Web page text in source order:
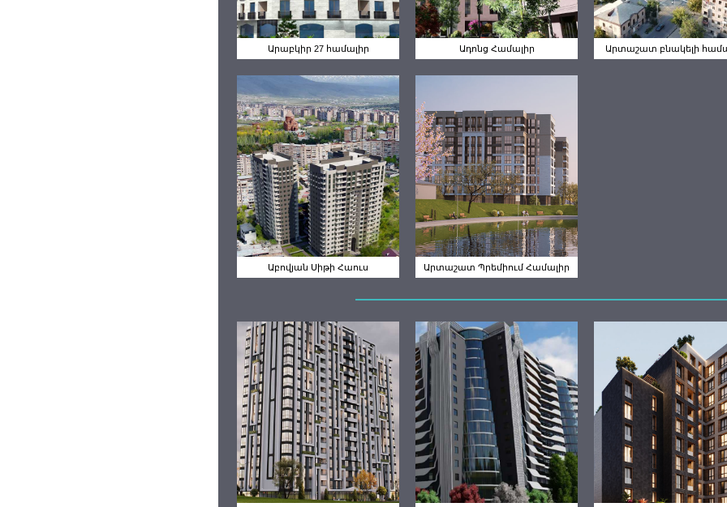
Արաբկիր 27 համալիր Ադոնց Համալիր Արտաշատ բնակելի
Աբովյան Սիթի Հաուս
Աբովյան Սիթի
Հաուս
Արտաշատ Պրեմիում Համալիր
Արտաշատ
Պրեմիում
Համալիր
Նոր Դալմա
Պրեմիում
Համալիր
Ավան Թաուերս
Մերգելյան
Ռեզիդենս
Համալիր